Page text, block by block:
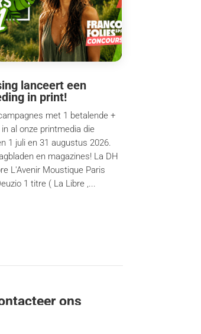
lanceert een
in print!
met 1 betalende +
al onze printmedia die
1 juli en 31 augustus 2026.
en magazines! La DH
L'Avenir Moustique Paris
1 titre ( La Libre ,...
ons